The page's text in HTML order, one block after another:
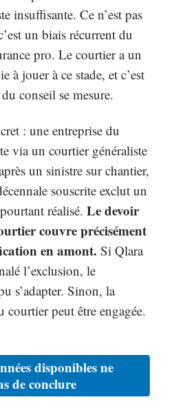
insuffisante. Ce n’est pas
un biais récurrent du
pro. Le courtier a un
à jouer à ce stade, et c’est
conseil se mesure.
: une entreprise du
via un courtier généraliste
un sinistre sur chantier,
souscrite exclut un
réalisé. Le devoir
couvre précisément
en amont. Si Qlara
l’exclusion, le
s’adapter. Sinon, la
courtier peut être engagée.
disponibles ne
de conclure